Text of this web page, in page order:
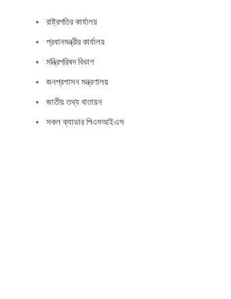
রাষ্ট্রপতির কার্যালয়
প্রধানমন্ত্রীর কার্যালয়
মন্ত্রিপরিষদ বিভাগ
জনপ্রশাসন মন্ত্রণালয়
জাতীয় তথ্য বাতায়ন
সকল ক্যাডার পিএমআইএস